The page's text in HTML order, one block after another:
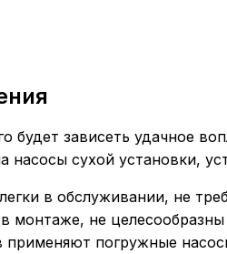
будет зависеть удачное
насосы сухой установки,
в обслуживании, не
не
погружные